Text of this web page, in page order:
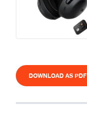
DOWNLOAD AS PDF